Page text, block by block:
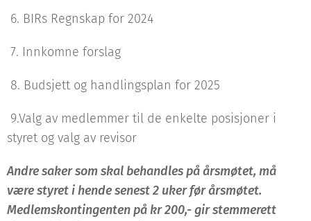
6. BIRs Regnskap for 2024
7. Innkomne forslag
8. Budsjett og handlingsplan for 2025
9.Valg av medlemmer til de enkelte posisjoner i
styret og valg av revisor
Andre saker som skal behandles på årsmøtet, må
være styret i hende senest 2 uker før årsmøtet.
Medlemskontingenten på kr 200,- gir stemmerett